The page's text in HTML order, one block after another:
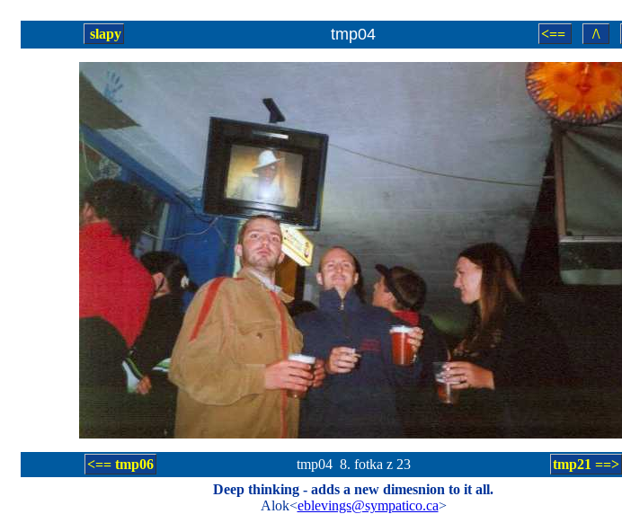
slapy tmp04 <== /\
<== tmp06 tmp04 8. fotka z 23
tmp21 ==>
Deep thinking - adds a new dimesnion to it all.
Alok<eblevings@sympatico.ca>